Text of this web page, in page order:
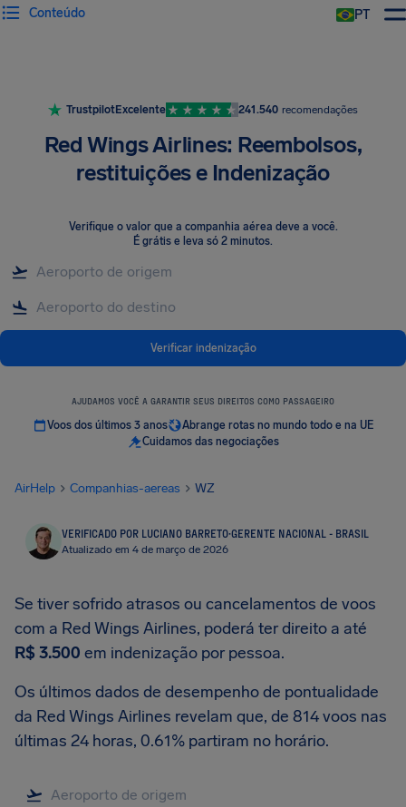
PT
Conteúdo
TrustpilotExcelente 241.540 recomendações
Red Wings Airlines: Reembolsos,
restituições e Indenização
Verifique o valor que a companhia aérea deve a você.
É grátis e leva só 2 minutos.
Verificar indenização
AJUDAMOS VOCÊ A GARANTIR SEUS DIREITOS COMO PASSAGEIRO
Voos dos últimos 3 anos
Abrange rotas no mundo todo e na UE
Cuidamos das negociações
AirHelp Companhias-aereas WZ
VERIFICADO POR LUCIANO BARRETO·GERENTE NACIONAL - BRASIL
Atualizado em 4 de março de 2026
Se tiver sofrido atrasos ou cancelamentos de voos
com a Red Wings Airlines, poderá ter direito a até
R$ 3.500 em indenização por pessoa.
Os últimos dados de desempenho de pontualidade
da Red Wings Airlines revelam que, de 814 voos nas
últimas 24 horas, 0.61% partiram no horário.